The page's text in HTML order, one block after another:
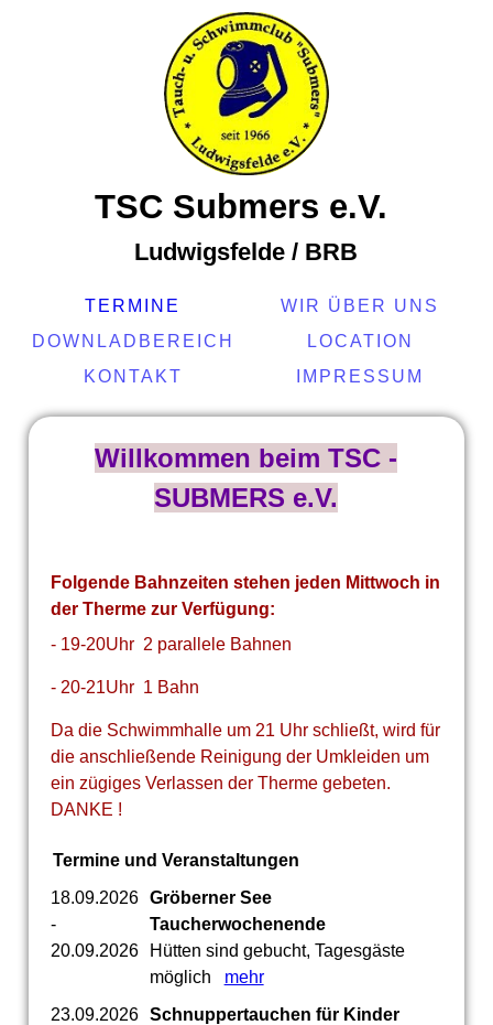
TSC Submers e.V.
Ludwigsfelde / BRB
TERMINE
WIR ÜBER UNS
DOWNLADBEREICH
LOCATION
KONTAKT
IMPRESSUM
Willkommen beim TSC -
SUBMERS e.V.
Folgende Bahnzeiten stehen jeden Mittwoch in
der Therme zur Verfügung:
- 19-20Uhr 2 parallele Bahnen
- 20-21Uhr 1 Bahn
Da die Schwimmhalle um 21 Uhr schließt, wird für
die anschließende Reinigung der Umkleiden um
ein zügiges Verlassen der Therme gebeten.
DANKE !
Termine und Veranstaltungen
18.09.2026
-
20.09.2026
Gröberner See
Taucherwochenende
Hütten sind gebucht, Tagesgäste
möglich mehr
23.09.2026
Schnuppertauchen für Kinder